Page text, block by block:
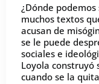
¿Dónde
muchos textos
acusan de
se le puede
sociales e
Loyola construyó
cuando se la